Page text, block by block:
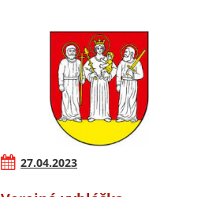
27.04.2023